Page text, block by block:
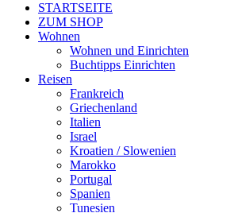
STARTSEITE
ZUM SHOP
Wohnen
Wohnen und Einrichten
Buchtipps Einrichten
Reisen
Frankreich
Griechenland
Italien
Israel
Kroatien / Slowenien
Marokko
Portugal
Spanien
Tunesien